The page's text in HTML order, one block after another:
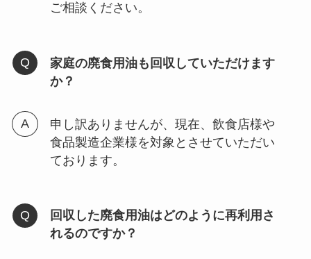
ご相談ください。
家庭の廃食用油も回収していただけます
か？
申し訳ありませんが、現在、飲食店様や
食品製造企業様を対象とさせていただい
ております。
回収した廃食用油はどのように再利用さ
れるのですか？